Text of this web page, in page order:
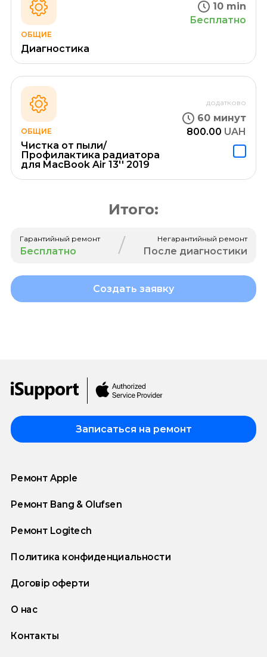
ОБЩИЕ
Диагностика
10 min
Бесплатно
ОБЩИЕ
Чистка от пыли/
Профилактика радиатора
для MacBook Air 13'' 2019
додатково
60 минут
800.00 UAH
Итого:
Гарантийный ремонт
Бесплатно / Негарантийный ремонт
После диагностики
Создать заявку
Записаться на ремонт
Ремонт Apple
Ремонт Bang & Olufsen
Ремонт Logitech
Политика конфиденциальности
Договір оферти
О нас
Контакты